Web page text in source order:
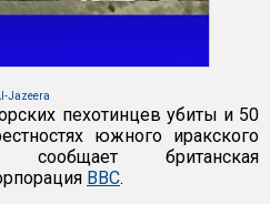
Jazeera
пехотинцев убиты и 50
южного иракского
сообщает британская
ВВС.